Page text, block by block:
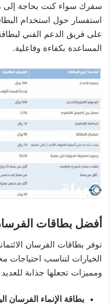
سفرك سواء كنت بحاجة إلى
استفسار حول استخدام
على فريق الدعم الفني
المساعدة بكفاءة وفاعلية.
أفضل بطاقات الفرسان
توفر بطاقات الفرسان
الخيارات لتناسب احتياجات
ومميزات تجعلها جذابة
بطاقة الإنماء الفرسان